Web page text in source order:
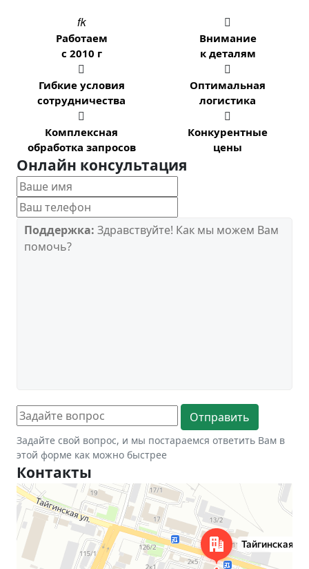

Работаем
с 2010 г

Внимание
к деталям

Гибкие условия
сотрудничества

Оптимальная
логистика

Комплексная
обработка запросов

Конкурентные
цены
Онлайн консультация
Поддержка: Здравствуйте! Как мы можем Вам
помочь?
Задайте свой вопрос, и мы постараемся ответить Вам в
этой форме как можно быстрее
Контакты
Новосибирск
Тайгинская улица, 2 на карте Новосибирска — Яндекс Карты